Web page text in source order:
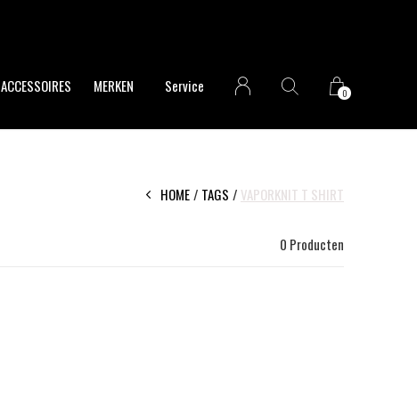
ACCESSOIRES MERKEN Service 0
HOME TAGS VAPORKNIT T SHIRT
0 Producten